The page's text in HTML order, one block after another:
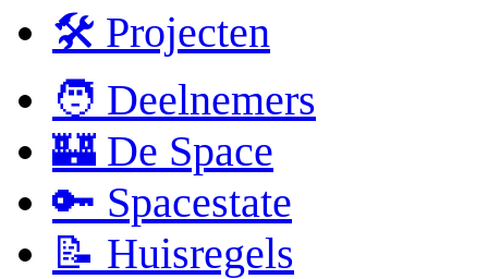
🛠 Projecten
🧑 Deelnemers
🏰 De Space
🔑 Spacestate
📝 Huisregels